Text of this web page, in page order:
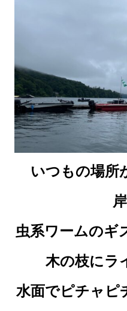
いつもの場所
虫系ワームのギ
木の枝にラ
水面でピチャピ